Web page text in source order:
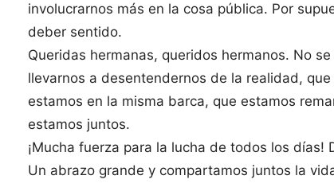
involucrarnos más en la cosa pública. Por
deber sentido.
Queridas hermanas, queridos hermanos. No
llevarnos a desentendernos de la realidad,
estamos en la misma barca, que estamos
estamos juntos.
¡Mucha fuerza para la lucha de todos los días!
Un abrazo grande y compartamos juntos la